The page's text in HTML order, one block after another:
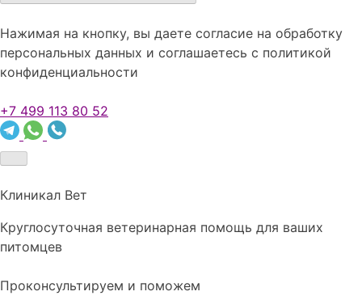
Нажимая на кнопку, вы даете согласие на обработку
персональных данных и соглашаетесь c политикой
конфиденциальности
+7 499 113 80 52
Клиникал Вет
Круглосуточная ветеринарная помощь для ваших
питомцев
Проконсультируем и поможем